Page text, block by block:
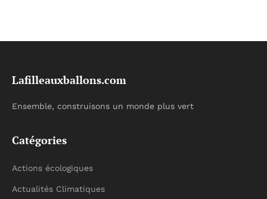
Lafilleauxballons.com
Ensemble, construisons un monde plus vert
Catégories
Actions écologiques
Actualités Climatiques